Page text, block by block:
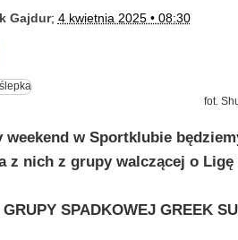
Gajdur; 4 kwietnia 2025 • 08:30
fot.
weekend w Sportklubie
z nich z grupy walczącej o
SPADKOWEJ GREEK